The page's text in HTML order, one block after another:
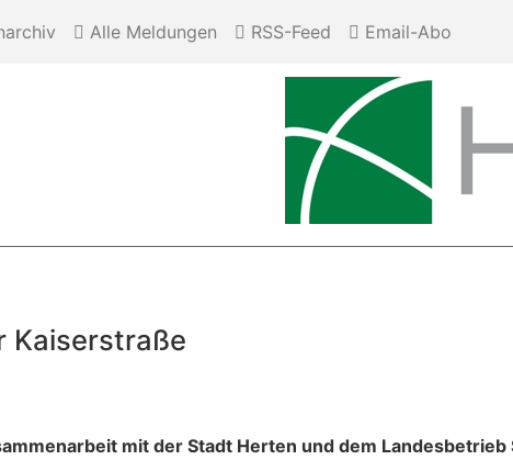
Alle Meldungen RSS-Feed Email-Abo
Kaiserstraße
mit der Stadt Herten und dem